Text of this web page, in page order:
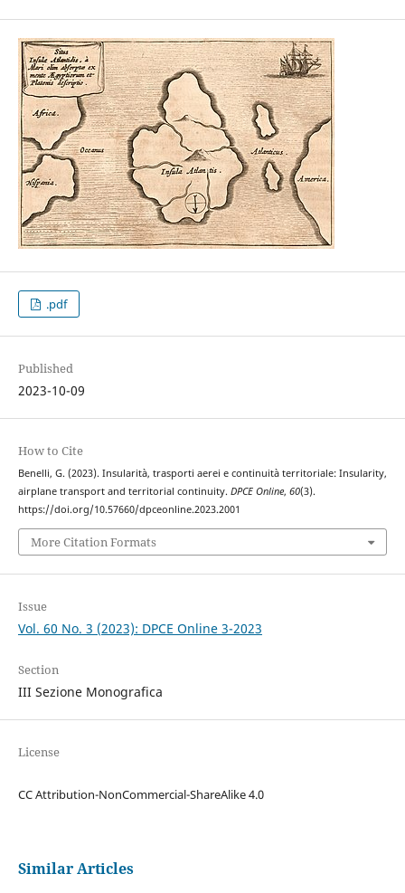
.pdf
Published
2023-10-09
How to Cite
Benelli, G. (2023). Insularità, trasporti aerei e continuità territoriale: Insularity,
airplane transport and territorial continuity. DPCE Online, 60(3).
https://doi.org/10.57660/dpceonline.2023.2001
More Citation Formats
Issue
Vol. 60 No. 3 (2023): DPCE Online 3-2023
Section
III Sezione Monografica
License
CC Attribution-NonCommercial-ShareAlike 4.0
Similar Articles